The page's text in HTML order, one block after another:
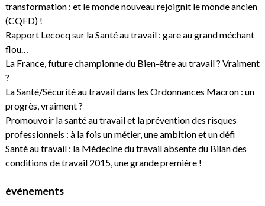
transformation : et le monde nouveau rejoignit le monde ancien
(CQFD) !
Rapport Lecocq sur la Santé au travail : gare au grand méchant
flou…
La France, future championne du Bien-être au travail ? Vraiment
?
La Santé/Sécurité au travail dans les Ordonnances Macron : un
progrès, vraiment ?
Promouvoir la santé au travail et la prévention des risques
professionnels : à la fois un métier, une ambition et un défi
Santé au travail : la Médecine du travail absente du Bilan des
conditions de travail 2015, une grande première !
événements